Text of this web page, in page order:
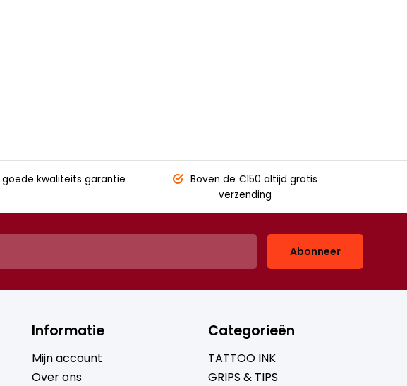
goede kwaliteits garantie Boven de €150 altijd gratis
verzending
Abonneer
Informatie
Mijn account
Over ons
Categorieën
TATTOO INK
GRIPS & TIPS